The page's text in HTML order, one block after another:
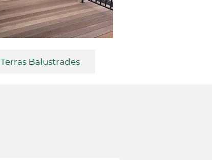
Terras Balustrades